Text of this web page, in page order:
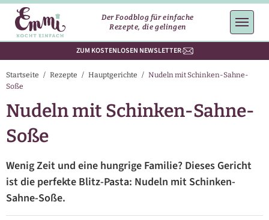
Der Foodblog für einfache
Rezepte, die gelingen
ZUM KOSTENLOSEN NEWSLETTER
Startseite / Rezepte / Hauptgerichte / Nudeln mit Schinken-Sahne-
Soße
Nudeln mit Schinken-Sahne-
Soße
Wenig Zeit und eine hungrige Familie? Dieses Gericht
ist die perfekte Blitz-Pasta: Nudeln mit Schinken-
Sahne-Soße.